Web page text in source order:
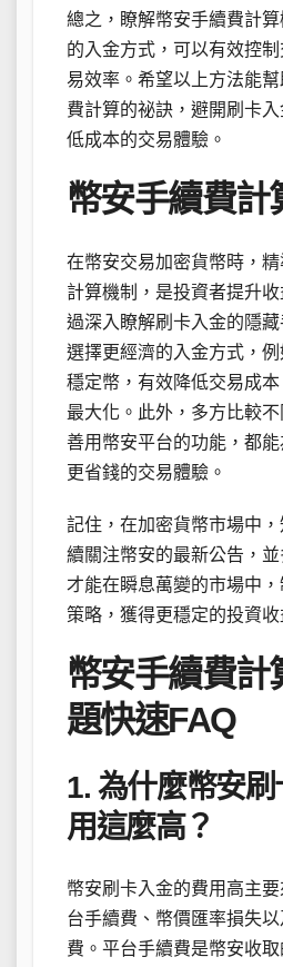
總之，瞭解幣安手續費計
的入金方式，可以有效控
易效率。希望以上方法能
費計算的祕訣，避開刷卡
低成本的交易體驗。
幣安手續費計
在幣安交易加密貨幣時，
計算機制，是投資者提升
過深入瞭解刷卡入金的隱
選擇更經濟的入金方式，
穩定幣，有效降低交易成
最大化。此外，多方比較
善用幣安平台的功能，都能
更省錢的交易體驗。
記住，在加密貨幣市場中
續關注幣安的最新公告，並
才能在瞬息萬變的市場中
策略，獲得更穩定的投資收
幣安手續費計
題快速FAQ
1. 為什麼幣安
用這麼高？
幣安刷卡入金的費用高主
台手續費、幣價匯率損失
費。平台手續費是幣安收取